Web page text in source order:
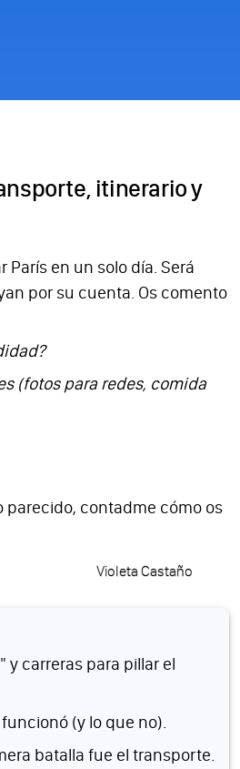
itinerario y
en un solo día. Será
por su cuenta. Os comento
(fotos para redes, comida
parecido, contadme cómo os
Violeta Castaño
carreras para pillar el
(y lo que no).
batalla fue el transporte.